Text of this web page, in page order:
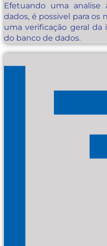
Efetuando uma analise
dados, é possivel para os
uma verificação geral
do banco de dados.